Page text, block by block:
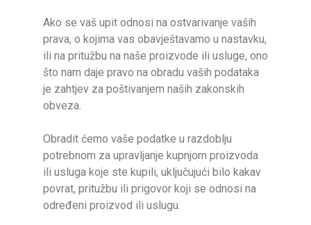
Ako se vaš upit odnosi na ostvarivanje vaših
prava, o kojima vas obavještavamo u nastavku,
ili na pritužbu na naše proizvode ili usluge, ono
što nam daje pravo na obradu vaših podataka
je zahtjev za poštivanjem naših zakonskih
obveza.
Obradit ćemo vaše podatke u razdoblju
potrebnom za upravljanje kupnjom proizvoda
ili usluga koje ste kupili, uključujući bilo kakav
povrat, pritužbu ili prigovor koji se odnosi na
određeni proizvod ili uslugu.